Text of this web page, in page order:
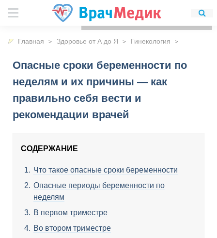
Главная Здоровье от А до Я Гинекология
Опасные сроки беременности по
неделям и их причины — как
правильно себя вести и
рекомендации врачей
СОДЕРЖАНИЕ
Что такое опасные сроки беременности
Опасные периоды беременности по
неделям
В первом триместре
Во втором триместре
Для любых предложений по
сайту: detirkutsk@cp9.ru